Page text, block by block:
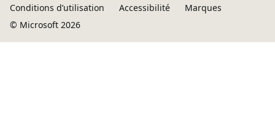
Conditions d’utilisation
Accessibilité
Marques
© Microsoft 2026